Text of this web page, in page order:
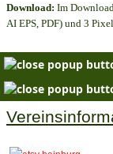
Download: Im
AI EPS, PDF) und 3